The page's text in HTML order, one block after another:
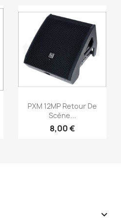
Aperçu rapide
PXM 12MP Retour De
Scène...
8,00 €
